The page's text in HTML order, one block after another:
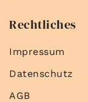
Rechtliches
Impressum
Datenschutz
AGB